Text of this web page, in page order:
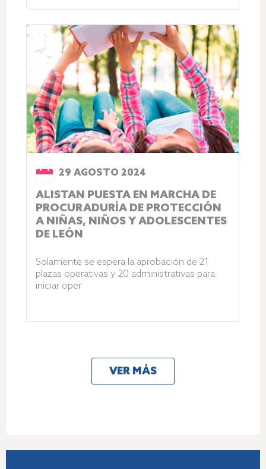
29 AGOSTO 2024
ALISTAN PUESTA EN MARCHA DE
PROCURADURÍA DE PROTECCIÓN
A NIÑAS, NIÑOS Y ADOLESCENTES
DE LEÓN
Solamente se espera la aprobación de 21
plazas operativas y 20 administrativas para
iniciar oper
VER MÁS